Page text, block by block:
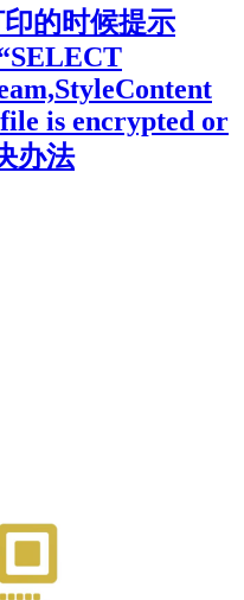
的时候提示
is encrypted or
办法